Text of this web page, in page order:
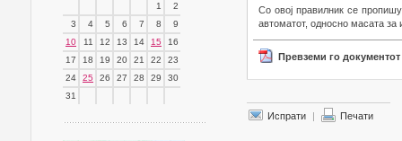
1
2
3
4 5 6 7 8
9
10
11 12 13 14 15
16
17
18 19 20 21 22
23
24
25 26 27 28 29
30
31
Со овој правилник се
автоматот, односно масата за
Превземи го документот
Испрати | Печати